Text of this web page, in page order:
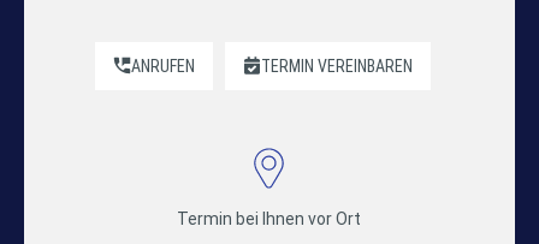
ANRUFEN TERMIN VEREINBAREN
Termin bei Ihnen vor Ort